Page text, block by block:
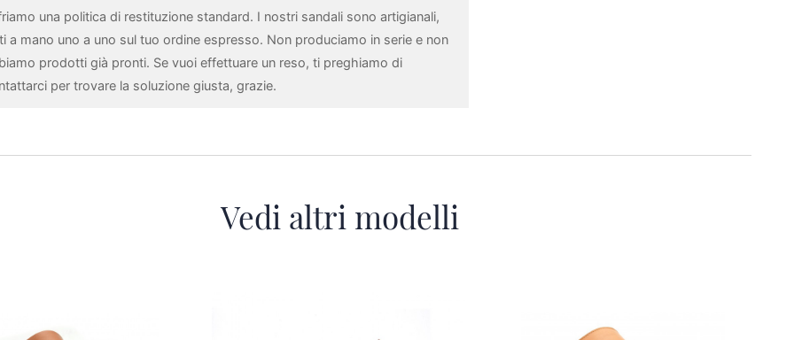
una politica di restituzione standard. I nostri sandali sono artigianali,
a mano uno a uno sul tuo ordine espresso. Non produciamo in serie e non
prodotti già pronti. Se vuoi effettuare un reso, ti preghiamo di
per trovare la soluzione giusta, grazie.
Vedi altri modelli